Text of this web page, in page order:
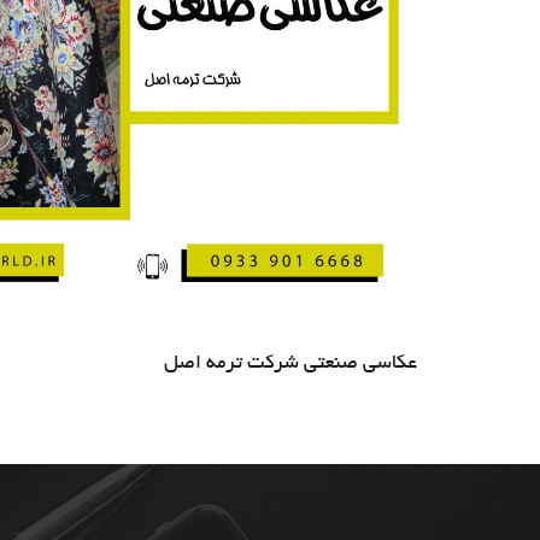
عکاسی صنعتی شرکت ترمه اصل